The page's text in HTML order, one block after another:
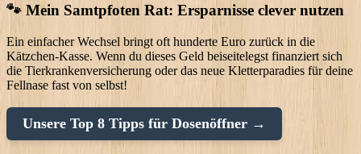
🐾 Mein Samtpfoten Rat: Ersparnisse clever nutzen
Ein einfacher Wechsel bringt oft hunderte Euro zurück in die
Kätzchen-Kasse. Wenn du dieses Geld beiseitelegst finanziert sich
die Tierkrankenversicherung oder das neue Kletterparadies für deine
Fellnase fast von selbst!
Unsere Top 8 Tipps für Dosenöffner →